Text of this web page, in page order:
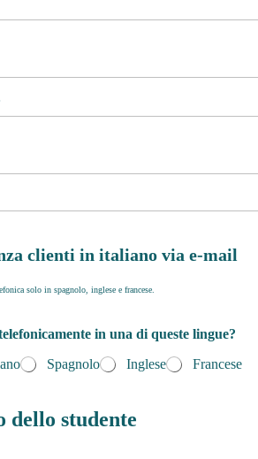
clienti in italiano via e-mail
solo in spagnolo, inglese e francese.
in una di queste lingue?
Spagnolo Inglese Francese
studente